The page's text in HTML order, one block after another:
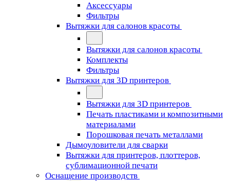
Аксессуары
Фильтры
Вытяжки для салонов красоты
Вытяжки для салонов красоты
Комплекты
Фильтры
Вытяжки для 3D принтеров
Вытяжки для 3D принтеров
Печать пластиками и композитными
материалами
Порошковая печать металлами
Дымоуловители для сварки
Вытяжки для принтеров, плоттеров,
сублимационной печати
Оснащение производств